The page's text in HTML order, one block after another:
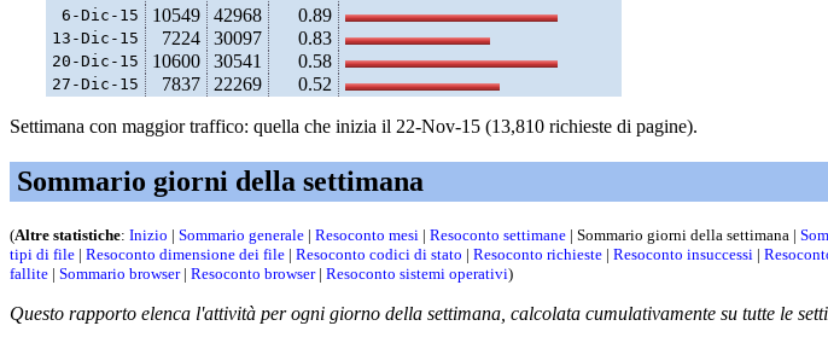
6-Dic-15 10549 42968 0.89
13-Dic-15 7224 30097 0.83
20-Dic-15 10600 30541 0.58
27-Dic-15 7837 22269 0.52
Settimana con maggior traffico: quella che inizia il 22-Nov-15 (13,810 richieste di pagine).
Sommario giorni della settimana
(Altre statistiche: Inizio | Sommario generale | Resoconto mesi | Resoconto settimane | Sommario giorni della settimana |
tipi di file | Resoconto dimensione dei file | Resoconto codici di stato | Resoconto richieste | Resoconto insuccessi |
fallite | Sommario browser| Resoconto browser| Resoconto sistemi operativi)
Questo rapporto elenca l'attività per ogni giorno della settimana, calcolata cumulativamente su tutte le